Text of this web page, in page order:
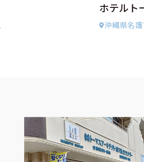
ホテルト
沖縄県名